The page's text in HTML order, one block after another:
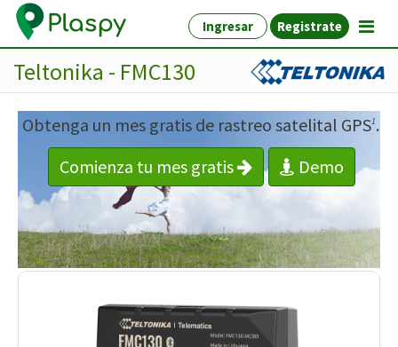
Ingresar Registrate
Teltonika - FMC130
Obtenga un mes gratis de rastreo satelital GPS1.
Comienza tu mes gratis
Demo